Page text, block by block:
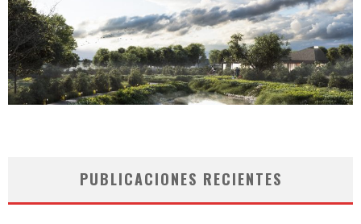
PUBLICACIONES RECIENTES